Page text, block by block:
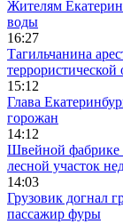
Жителям
воды
16:27
Тагильчанина
террористической
15:12
Глава
горожан
14:12
Швейной фабрике
лесной участок
14:03
Грузовик догнал
пассажир фуры